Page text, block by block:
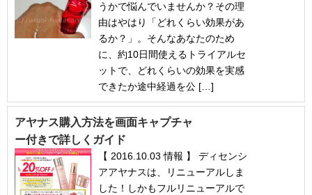
うかで悩んでいませんか？その理
由はやはり「どれくらい効果があ
るか？」。そんなあなたのため
に、約10日間使えるトライアルセ
ットで、どれくらいの効果を実感
できたか途中経過を公 […]
アヤナス購入方法を画面キャプチャ
ー付きで詳しくガイド
【 2016.10.03 情報 】 ディセンシ
アアヤナスは、リニューアルしま
した！しかもフルリニューアルで